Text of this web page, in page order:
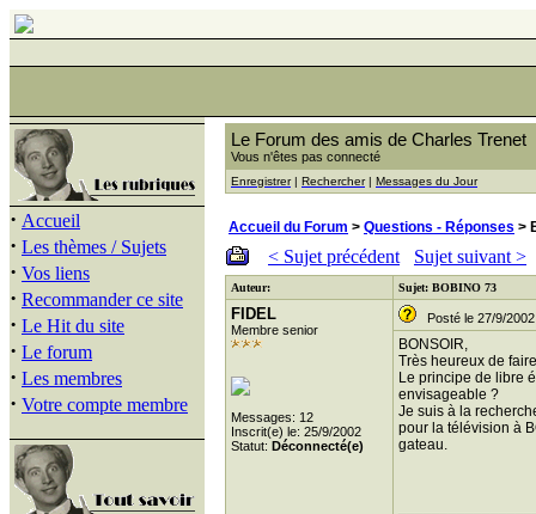
· Accueil
· Les thèmes / Sujets
· Vos liens
· Recommander ce site
· Le Hit du site
· Le forum
· Les membres
· Votre compte membre
Le Forum des amis de Charles Trenet
Vous n'êtes pas connecté
Enregistrer| Rechercher| Messages du Jour
Accueil du Forum > Questions - Réponses >
< Sujet précédent Sujet suivant >
Auteur: Sujet: BOBINO 73
FIDEL
Membre senior
Messages: 12
Inscrit(e) le: 25/9/2002
Statut: Déconnecté(e)
Posté le 27/9/
BONSOIR,
Très heureux de
Le principe de libre
envisageable ?
Je suis à la
pour la télévision à
gateau.